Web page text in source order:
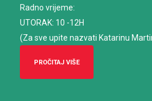
Radno vrijeme:
UTORAK: 10 -12H
(Za sve upite nazvati Katarinu
PROČITAJ VIŠE